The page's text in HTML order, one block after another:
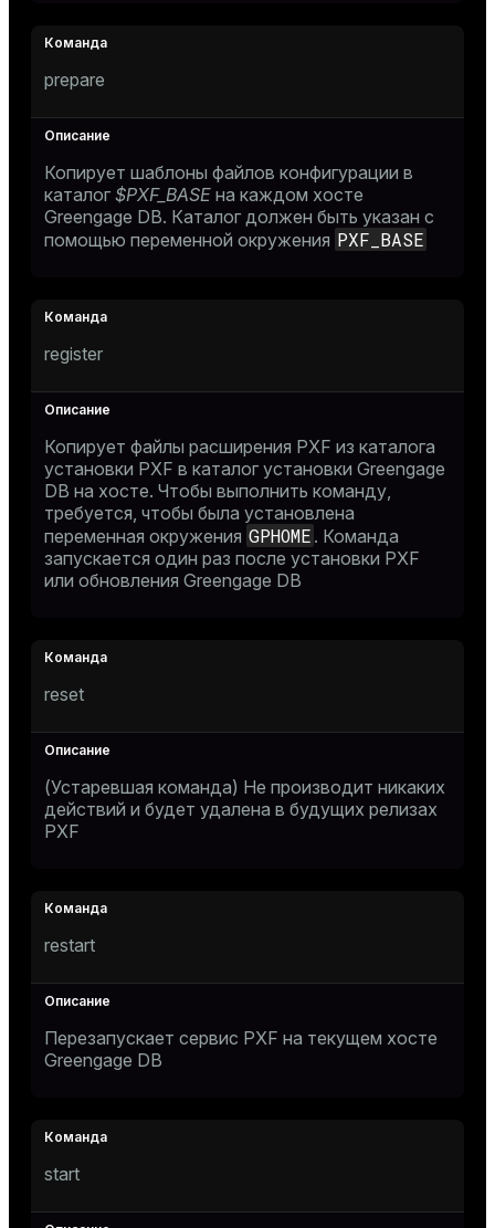
prepare
Копирует шаблоны файлов конфигурации в
каталог $PXF_BASE на каждом хосте
Greengage DB. Каталог должен быть указан с
помощью переменной окружения PXF_BASE
register
Копирует файлы расширения PXF из каталога
установки PXF в каталог установки Greengage
DB на хосте. Чтобы выполнить команду,
требуется, чтобы была установлена
переменная окружения GPHOME . Команда
запускается один раз после установки PXF
или обновления Greengage DB
reset
(Устаревшая команда) Не производит никаких
действий и будет удалена в будущих релизах
PXF
restart
Перезапускает сервис PXF на текущем хосте
Greengage DB
start